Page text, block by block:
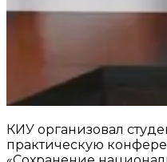
КИУ организовал
практическую